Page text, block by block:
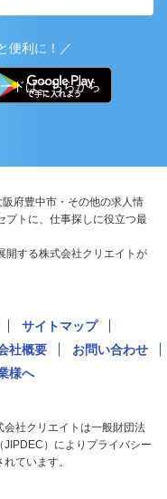
便利に！／
ドはこちらから
阪府豊中市・その他の求人情
プトに、仕事探しに役立つ最
開する株式会社クリエイトが
サイトマップ
社概要
お問い合わせ
様へ
社クリエイトは一般財団法
）によりプライバシー
ています。